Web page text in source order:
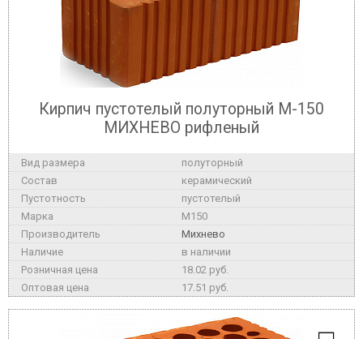
Кирпич пустотелый полуторный М-150
МИХНЕВО рифленый
полуторный
керамический
пустотелый
M150
Михнево
в наличии
18.02 руб.
17.51 руб.